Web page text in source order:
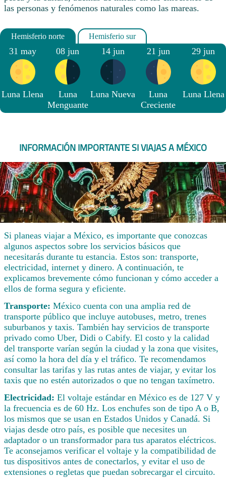
las personas y fenómenos naturales como las mareas.
31 may
Luna Llena
08 jun
Luna
Menguante
14 jun
Luna Nueva
21 jun
Luna
Creciente
29 jun
Luna Llena
INFORMACIÓN IMPORTANTE SI VIAJAS A MÉXICO
Si planeas viajar a México, es importante que conozcas
algunos aspectos sobre los servicios básicos que
necesitarás durante tu estancia. Estos son: transporte,
electricidad, internet y dinero. A continuación, te
explicamos brevemente cómo funcionan y cómo acceder a
ellos de forma segura y eficiente.
Transporte: México cuenta con una amplia red de
transporte público que incluye autobuses, metro, trenes
suburbanos y taxis. También hay servicios de transporte
privado como Uber, Didi o Cabify. El costo y la calidad
del transporte varían según la ciudad y la zona que visites,
así como la hora del día y el tráfico. Te recomendamos
consultar las tarifas y las rutas antes de viajar, y evitar los
taxis que no estén autorizados o que no tengan taxímetro.
Electricidad: El voltaje estándar en México es de 127 V y
la frecuencia es de 60 Hz. Los enchufes son de tipo A o B,
los mismos que se usan en Estados Unidos y Canadá. Si
viajas desde otro país, es posible que necesites un
adaptador o un transformador para tus aparatos eléctricos.
Te aconsejamos verificar el voltaje y la compatibilidad de
tus dispositivos antes de conectarlos, y evitar el uso de
extensiones o regletas que puedan sobrecargar el circuito.